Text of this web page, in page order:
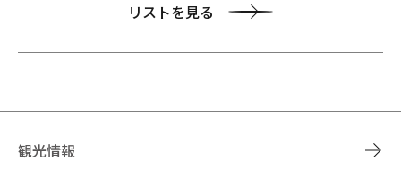
リストを見る
観光情報